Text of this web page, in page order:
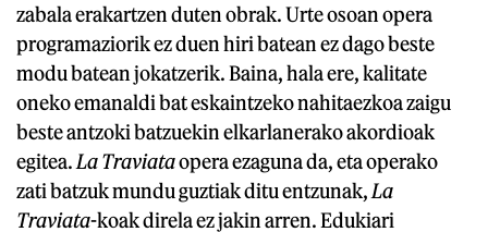
zabala erakartzen duten obrak. Urte osoan opera
programaziorik ez duen hiri batean ez dago beste
modu batean jokatzerik. Baina, hala ere, kalitate
oneko emanaldi bat eskaintzeko nahitaezkoa zaigu
beste antzoki batzuekin elkarlanerako akordioak
egitea. La Traviataopera ezaguna da, eta operako
zati batzuk mundu guztiak ditu entzunak, La
Traviata-koak direla ez jakin arren. Edukiari